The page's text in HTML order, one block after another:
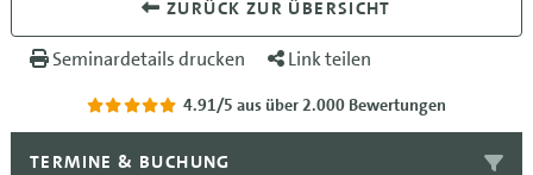
ZURÜCK ZUR ÜBERSICHT
Seminardetails drucken Link teilen
4.91/5 aus über 2.000 Bewertungen
TERMINE & BUCHUNG